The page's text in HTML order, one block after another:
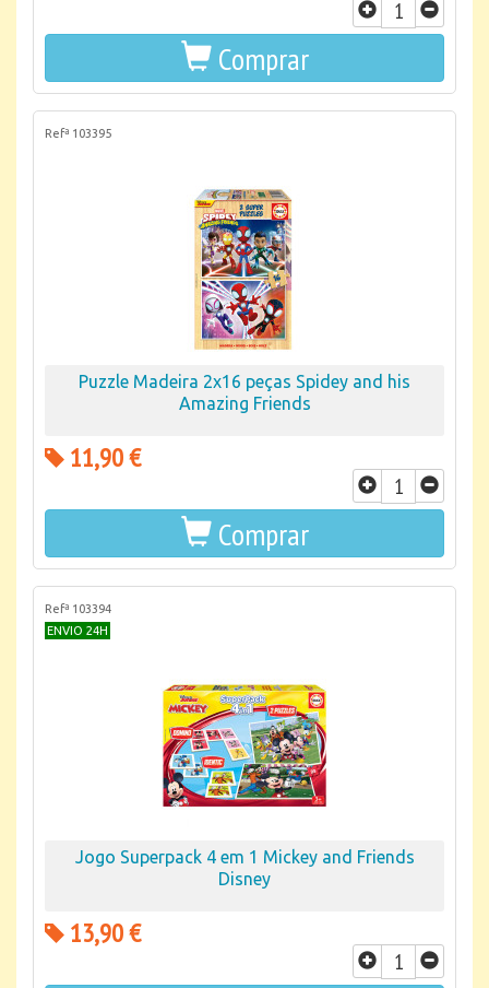
Comprar
Refª 103395
Puzzle Madeira 2x16 peças Spidey and his
Amazing Friends
11,90 €
Comprar
Refª 103394
ENVIO 24H
Jogo Superpack 4 em 1 Mickey and Friends
Disney
13,90 €